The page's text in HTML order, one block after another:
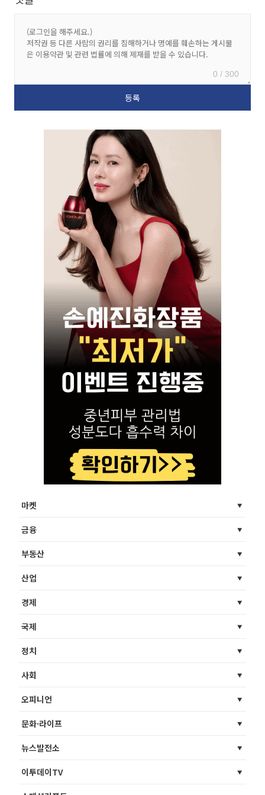
0 / 300
마켓
금융
부동산
산업
경제
국제
정치
사회
오피니언
문화·라이프
뉴스발전소
이투데이TV